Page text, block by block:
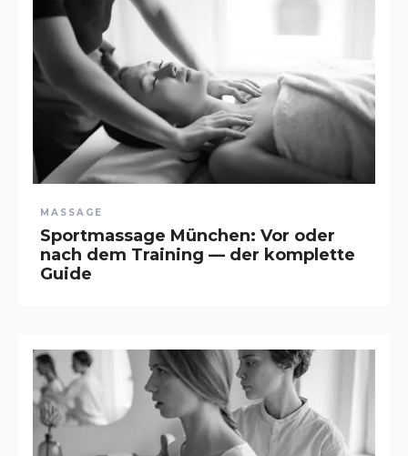
MASSAGE
Sportmassage München: Vor oder
nach dem Training — der komplette
Guide